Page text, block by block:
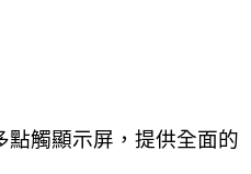
點觸顯示屏，提供全面的